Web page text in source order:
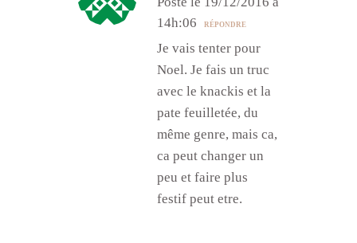
14h:06
RÉPONDRE
Je vais tenter pour
Noel. Je fais un truc
avec le knackis et la
pate feuilletée, du
même genre, mais ca,
ca peut changer un
peu et faire plus
festif peut etre.